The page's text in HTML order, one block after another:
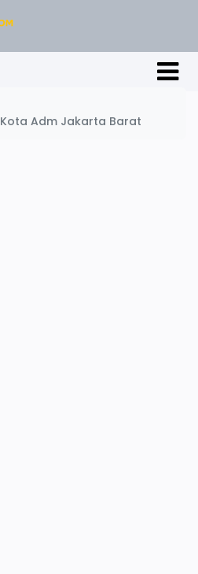
Adm Jakarta Barat